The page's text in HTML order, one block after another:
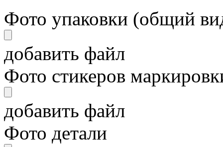
Фото упаковки (общий
добавить файл
Фото стикеров
добавить файл
Фото детали